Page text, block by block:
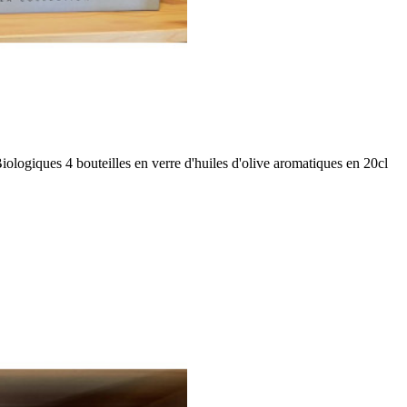
4 bouteilles en verre d'huiles d'olive aromatiques en 20cl